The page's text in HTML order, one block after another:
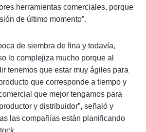
herramientas comerciales, porque
de último momento”.
de siembra de fina y todavía,
lo complejiza mucho porque al
tenemos que estar muy ágiles para
que corresponde a tiempo y
que mejor tengamos para
y distribuidor”, señaló y
las compañías están planificando